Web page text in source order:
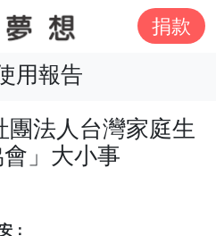
捐款
用報告
法人台灣家庭生
」大小事
：